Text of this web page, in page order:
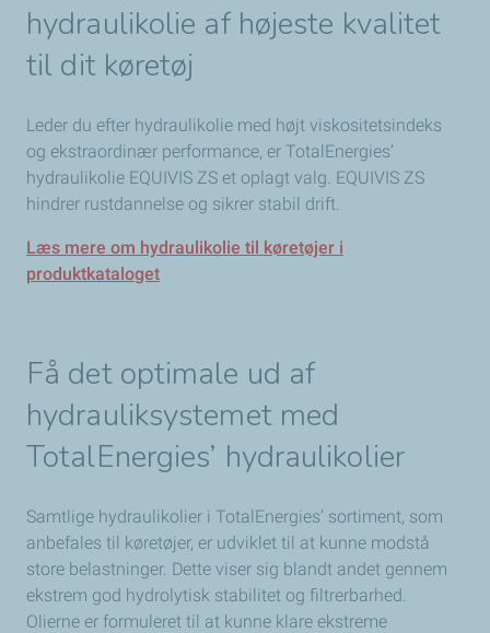
hydraulikolie af højeste kvalitet
til dit køretøj
Leder du efter hydraulikolie med højt viskositetsindeks
og ekstraordinær performance, er TotalEnergies’
hydraulikolie EQUIVIS ZS et oplagt valg. EQUIVIS ZS
hindrer rustdannelse og sikrer stabil drift.
Læs mere om hydraulikolie til køretøjer i
produktkataloget
Få det optimale ud af
hydrauliksystemet med
TotalEnergies’ hydraulikolier
Samtlige hydraulikolier i TotalEnergies’ sortiment, som
anbefales til køretøjer, er udviklet til at kunne modstå
store belastninger. Dette viser sig blandt andet gennem
ekstrem god hydrolytisk stabilitet og filtrerbarhed.
Olierne er formuleret til at kunne klare ekstreme